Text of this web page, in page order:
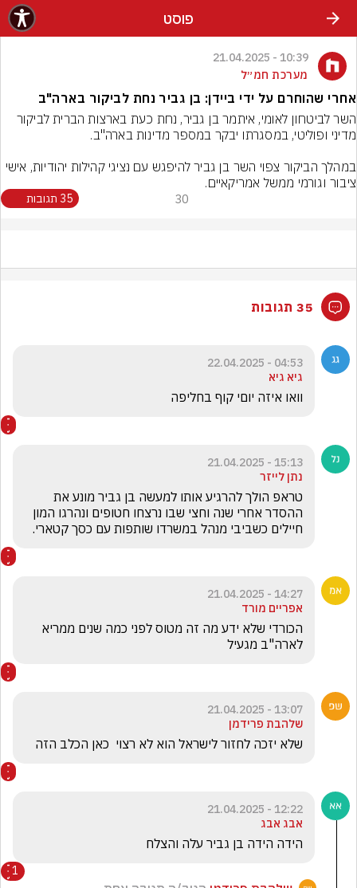
פוסט
10:39 - 21.04.2025
מערכת חמ״ל
אחרי שהוחרם על ידי ביידן: בן גביר נחת לביקור בארה"ב
ציבור וגורמי ממשל אמריקאיים.
30 35 תגובות
35 תגובות
04:53 - 22.04.2025
גיא גיא
וואו איזה יוםי קוף בחליפה
15:13 - 21.04.2025
נתן לייזר
חיילים כשביבי מנהל במשרדו שותפות עם כסך קטארי.
14:27 - 21.04.2025
אפריים מורד
לארה"ב מגעיל
13:07 - 21.04.2025
שלהבת פרידמן
שלא יזכה לחזור לישראל הוא לא רצוי  כאן הכלב הזה
12:22 - 21.04.2025
אבג אבג
הידה הידה בן גביר עלה והצלח
1